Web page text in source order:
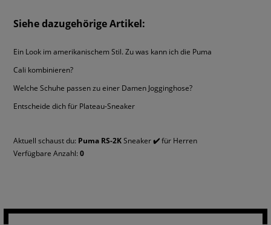
Siehe dazugehörige Artikel:
Ein Look im amerikanischem Stil. Zu was kann ich die Puma
Cali kombinieren?
Welche Schuhe passen zu einer Damen Jogginghose?
Entscheide dich für Plateau-Sneaker
Aktuell schaust du: Puma RS-2KSneaker✔️für Herren
Verfügbare Anzahl: 0